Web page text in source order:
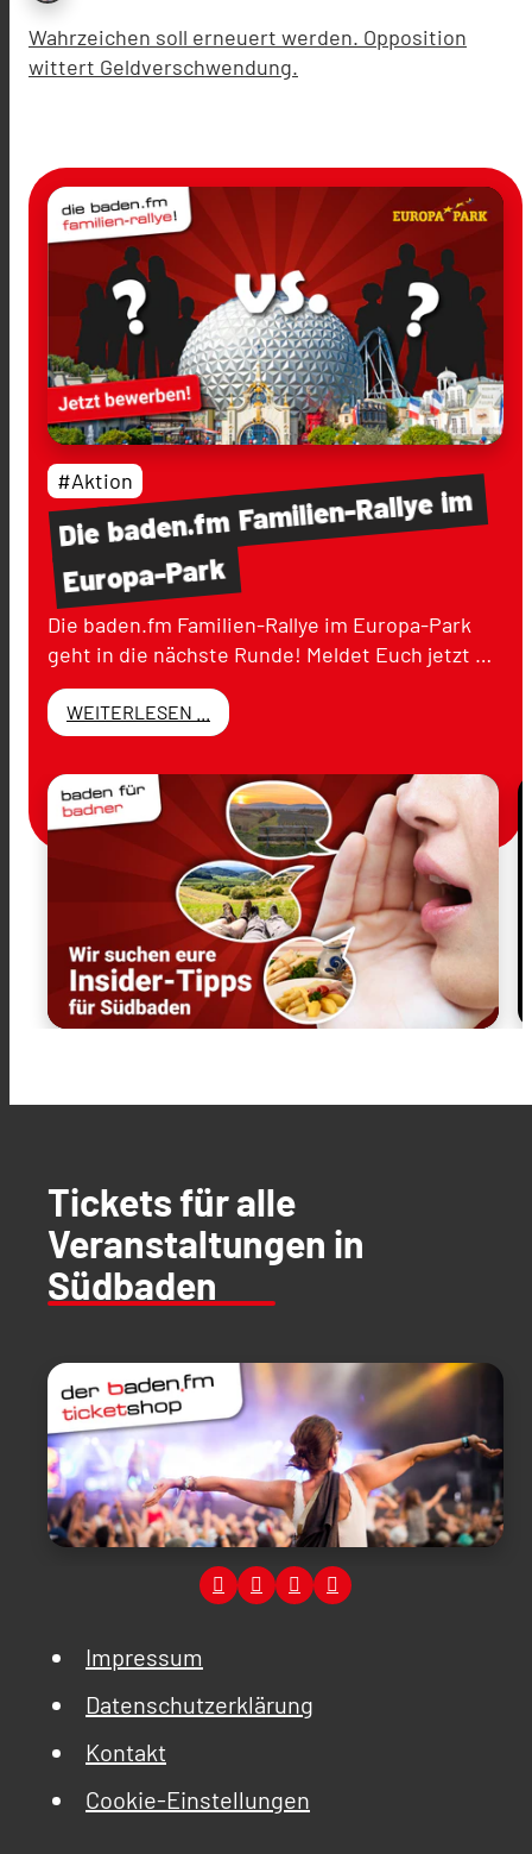
Wahrzeichen soll erneuert werden. Opposition
wittert Geldverschwendung.
Diebaden.fmFamilien-Rallyeim
Europa-Park
#Aktion
Die baden.fm Familien-Rallye im Europa-Park
geht in die nächste Runde! Meldet Euch jetzt …
WEITERLESEN ...
Tickets für alle
Veranstaltungen in
Südbaden
Impressum
Datenschutzerklärung
Kontakt
Cookie-Einstellungen